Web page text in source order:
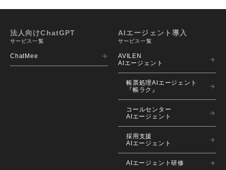
法人向けChatGPT
サービス一覧
ChatMee
AIエージェント導入
サービス一覧
AVILEN
AIエージェント
帳票処理AIエージェント
『帳ラク』
コールセンター
AIエージェント
採用支援
AIエージェント
AIエージェント研修